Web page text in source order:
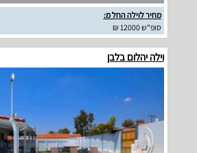
מחיר לוילה החל מ:
סופ"ש 12000 ₪
וילה יהלום בלבן